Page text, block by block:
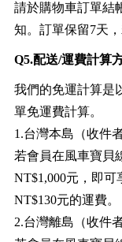
請於購物車訂單結
知。訂單保留7天
Q5.配送/運費計算
我們的免運計算是
單免運費計算。
1.台灣本島（收件
若會員在風車寶貝
NT$1,000元，即
NT$130元的運費。
2.台灣離島（收件